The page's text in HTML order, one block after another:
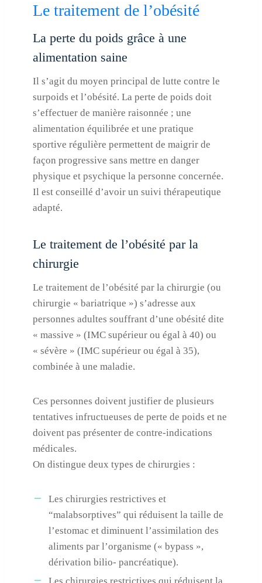
Le traitement de l’obésité
La perte du poids grâce à une
alimentation saine
Il s’agit du moyen principal de lutte contre le
surpoids et l’obésité. La perte de poids doit
s’effectuer de manière raisonnée ; une
alimentation équilibrée et une pratique
sportive régulière permettent de maigrir de
façon progressive sans mettre en danger
physique et psychique la personne concernée.
Il est conseillé d’avoir un suivi thérapeutique
adapté.
Le traitement de l’obésité par la
chirurgie
Le traitement de l’obésité par la chirurgie (ou
chirurgie « bariatrique ») s’adresse aux
personnes adultes souffrant d’une obésité dite
« massive » (IMC supérieur ou égal à 40) ou
« sévère » (IMC supérieur ou égal à 35),
combinée à une maladie.
Ces personnes doivent justifier de plusieurs
tentatives infructueuses de perte de poids et ne
doivent pas présenter de contre-indications
médicales.
On distingue deux types de chirurgies :
Les chirurgies restrictives et
“malabsorptives” qui réduisent la taille de
l’estomac et diminuent l’assimilation des
aliments par l’organisme (« bypass »,
dérivation bilio- pancréatique).